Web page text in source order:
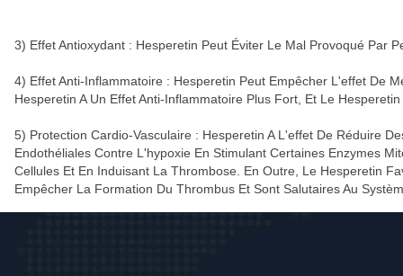
3) Effet Antioxydant : Hesperetin Peut Éviter Le Mal Provoqué Par
4) Effet Anti-Inflammatoire : Hesperetin Peut Empêcher L'effet De
Hesperetin A Un Effet Anti-Inflammatoire Plus Fort, Et Le
5) Protection Cardio-Vasculaire : Hesperetin A L'effet De Réduire
Endothéliales Contre L'hypoxie En Stimulant Certaines Enzymes
Cellules Et En Induisant La Thrombose. En Outre, Le Hesperetin
Empêcher La Formation Du Thrombus Et Sont Salutaires Au